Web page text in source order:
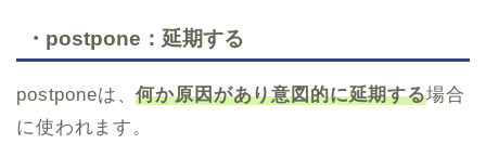
・postpone：延期する
postponeは、何か原因があり意図的に延期する場合
に使われます。